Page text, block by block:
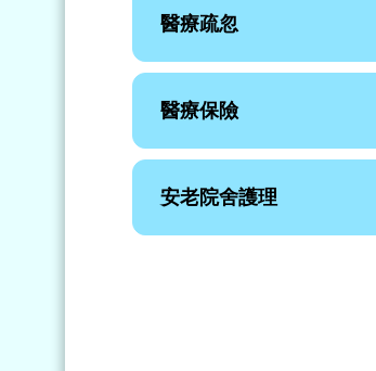
醫療疏忽
醫療保險
安老院舍護理